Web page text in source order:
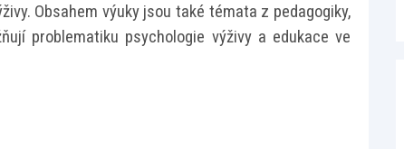
Obsahem výuky jsou také témata z pedagogiky,
problematiku psychologie výživy a edukace ve